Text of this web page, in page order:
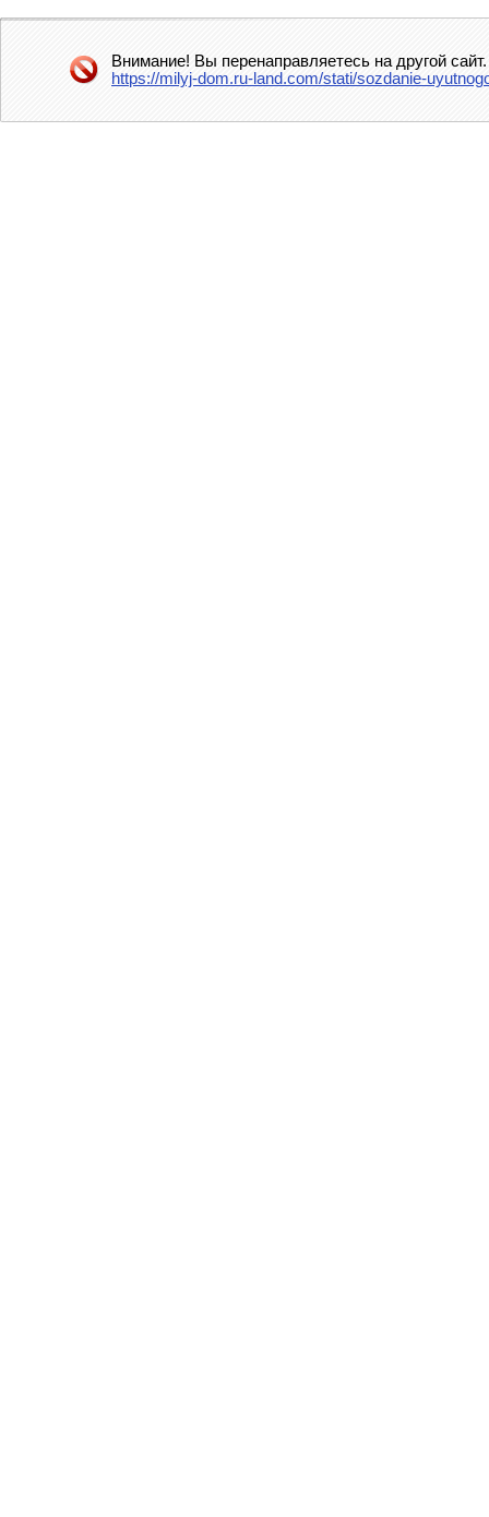
Внимание! Вы перенаправляетесь на другой
https://milyj-dom.ru-land.com/stati/sozdanie-